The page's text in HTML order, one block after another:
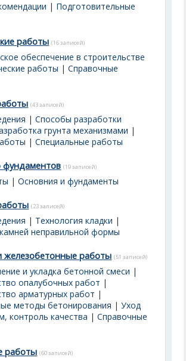
| Подготовительные
работы (16 записей)
обеспечение в строительстве
работы |Справочные
(43 записей)
|Способы разработки
грунта механизмами |
|Специальные работы
фундаментов (19 записей)
|Основния и фундаменты
(23 записей)
| Технология кладки |
неправильной формы
железобетонные работы (51 записей)
и укладка бетонной смеси |
опалубочных работ |
арматурных работ |
методы бетонирования |Уход
контроль качества |Справочные
работы (60 записей)